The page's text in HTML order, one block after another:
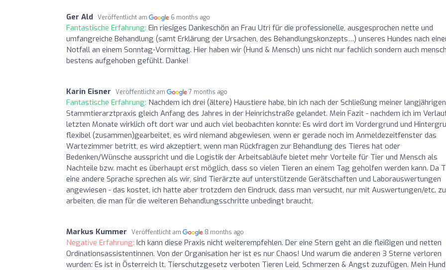
Ger Ald Veröffentlicht am 6 months ago
Fantastische Erfahrung: Ein riesiges Dankeschön an Frau Utri für die professionelle, ausgesprochen nette und
umfangreiche Behandlung (samt Erklärung der Ursachen, des Behandlungskonzepts…) unseres Hundes nach
Notfall an einem Sonntag-Vormittag. Hier haben wir (Hund & Mensch) uns nicht nur fachlich sondern auch
bestens aufgehoben gefühlt. Danke!
Karin Eisner Veröffentlicht am 7 months ago
Fantastische Erfahrung: Nachdem ich drei (ältere) Haustiere habe, bin ich nach der Schließung meiner langjährigen
Stammtierarztpraxis gleich Anfang des Jahres in der Heinrichstraße gelandet. Mein Fazit - nachdem ich im
letzten Monate wirklich oft dort war und auch viel beobachten konnte: Es wird dort im Vordergrund und
flexibel (zusammen)gearbeitet, es wird niemand abgewiesen, wenn er gerade noch im Anmeldezeitfenster das
Wartezimmer betritt, es wird akzeptiert, wenn man Rückfragen zur Behandlung des Tieres hat oder
Bedenken/Wünsche ausspricht und die Logistik der Arbeitsabläufe bietet mehr Vorteile für Tier und Mensch als
Nachteile bzw. macht es überhaupt erst möglich, dass so vielen Tieren an einem Tag geholfen werden kann. Da
eine andere Sprache sprechen als wir, sind Tierärzte auf unterstützende Gerätschaften und Laborauswertungen
angewiesen - das kostet, ich hatte aber trotzdem den Eindruck, dass man versucht, nur mit Auswertungen/etc. zu
arbeiten, die man für die weiteren Behandlungsschritte unbedingt braucht.
Markus Kummer Veröffentlicht am 8 months ago
Negative Erfahrung: Ich kann diese Praxis nicht weiterempfehlen. Der eine Stern geht an die fleißigen und netten
Ordinationsassistentinnen. Von der Organisation her ist es nur Chaos! Und warum die anderen 3 Sterne verloren
wurden: Es ist in Österreich lt. Tierschutzgesetz verboten Tieren Leid, Schmerzen & Angst zuzufügen. Mein Hund